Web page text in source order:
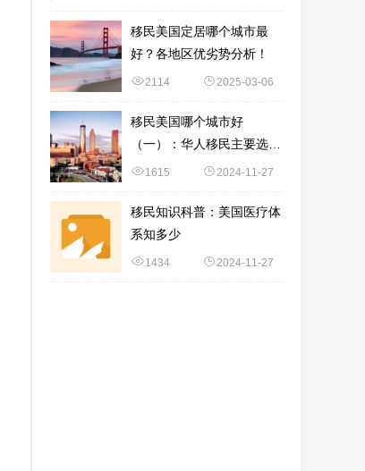
移民美国定居哪个城市最
好？各地区优劣势分析！
2114 2025-03-06
移民美国哪个城市好
（一）：华人移民主要选择
加州城市！
1615 2024-11-27
移民知识科普：美国医疗体
系知多少
1434 2024-11-27